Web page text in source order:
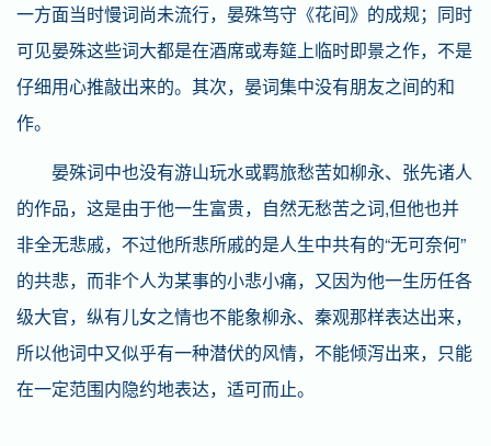
一方面当时慢词尚未流行，晏殊笃守《花间》的成规；同时
可见晏殊这些词大都是在酒席或寿筵上临时即景之作，不是
仔细用心推敲出来的。其次，晏词集中没有朋友之间的和
作。
晏殊词中也没有游山玩水或羁旅愁苦如柳永、张先诸人
的作品，这是由于他一生富贵，自然无愁苦之词,但他也并
非全无悲戚，不过他所悲所戚的是人生中共有的“无可奈何”
的共悲，而非个人为某事的小悲小痛，又因为他一生历任各
级大官，纵有儿女之情也不能象柳永、秦观那样表达出来，
所以他词中又似乎有一种潜伏的风情，不能倾泻出来，只能
在一定范围内隐约地表达，适可而止。